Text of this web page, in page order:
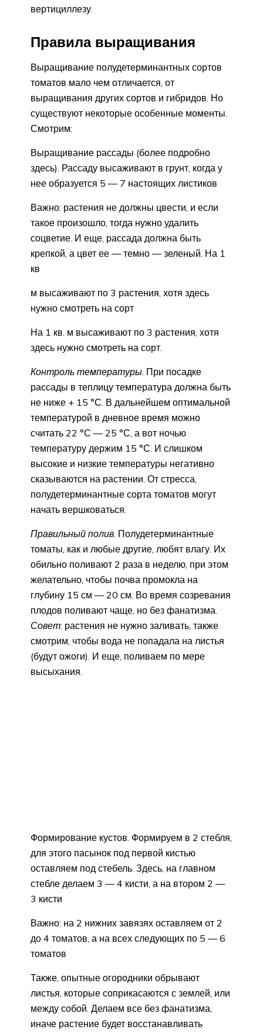
вертициллезу.
Правила выращивания
Выращивание полудетерминантных сортов
томатов мало чем отличается, от
выращивания других сортов и гибридов. Но
существуют некоторые особенные моменты.
Смотрим:
Выращивание рассады (более подробно
здесь). Рассаду высаживают в грунт, когда у
нее образуется 5 — 7 настоящих листиков
Важно: растения не должны цвести, и если
такое произошло, тогда нужно удалить
соцветие. И еще, рассада должна быть
крепкой, а цвет ее — темно — зеленый. На 1
кв
м высаживают по 3 растения, хотя здесь
нужно смотреть на сорт
На 1 кв. м высаживают по 3 растения, хотя
здесь нужно смотреть на сорт.
Контроль температуры. При посадке
рассады в теплицу температура должна быть
не ниже + 15 °С. В дальнейшем оптимальной
температурой в дневное время можно
считать 22 °С — 25 °С, а вот ночью
температуру держим 15 °С. И слишком
высокие и низкие температуры негативно
сказываются на растении. От стресса,
полудетерминантные сорта томатов могут
начать вершковаться.
Правильный полив. Полудетерминантные
томаты, как и любые другие, любят влагу. Их
обильно поливают 2 раза в неделю, при этом
желательно, чтобы почва промокла на
глубину 15 см — 20 см. Во время созревания
плодов поливают чаще, но без фанатизма.
Совет: растения не нужно заливать, также
смотрим, чтобы вода не попадала на листья
(будут ожоги). И еще, поливаем по мере
высыхания.
Формирование кустов. Формируем в 2 стебля,
для этого пасынок под первой кистью
оставляем под стебель. Здесь, на главном
стебле делаем 3 — 4 кисти, а на втором 2 —
3 кисти
Важно: на 2 нижних завязях оставляем от 2
до 4 томатов, а на всех следующих по 5 — 6
томатов
Также, опытные огородники обрывают
листья, которые соприкасаются с землей, или
между собой. Делаем все без фанатизма,
иначе растение будет восстанавливать